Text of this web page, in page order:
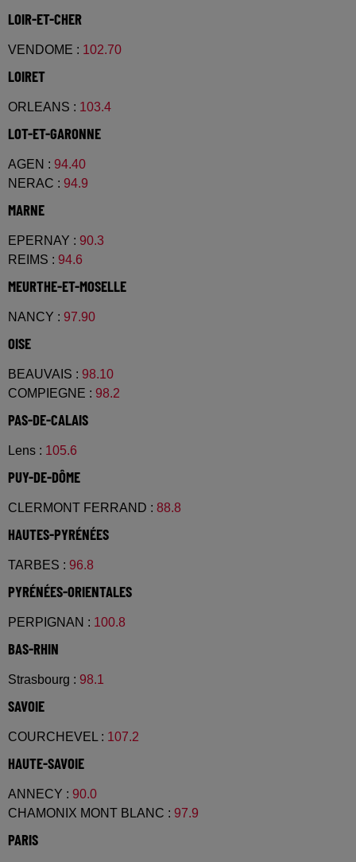
LOIR-ET-CHER
VENDOME : 102.70
LOIRET
ORLEANS : 103.4
LOT-ET-GARONNE
AGEN : 94.40
NERAC : 94.9
MARNE
EPERNAY : 90.3
REIMS : 94.6
MEURTHE-ET-MOSELLE
NANCY : 97.90
OISE
BEAUVAIS : 98.10
COMPIEGNE : 98.2
PAS-DE-CALAIS
Lens : 105.6
PUY-DE-DÔME
CLERMONT FERRAND : 88.8
HAUTES-PYRÉNÉES
TARBES : 96.8
PYRÉNÉES-ORIENTALES
PERPIGNAN : 100.8
BAS-RHIN
Strasbourg : 98.1
SAVOIE
COURCHEVEL : 107.2
HAUTE-SAVOIE
ANNECY : 90.0
CHAMONIX MONT BLANC : 97.9
PARIS